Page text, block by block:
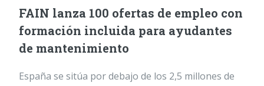
FAIN lanza 100 ofertas de empleo con
formación incluida para ayudantes
de mantenimiento
España se sitúa por debajo de los 2,5 millones de